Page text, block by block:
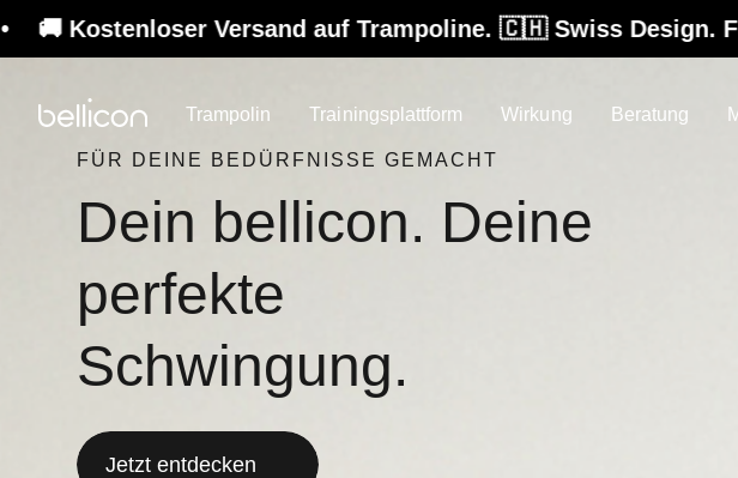
auf Trampoline. 🇨🇭 Swiss Design. Fürs Leben
Trampolin Trainingsplattform Wirkung Beratung
FÜR DEINE BEDÜRFNISSE GEMACHT
Dein bellicon. Deine
perfekte
Schwingung.
Jetzt entdecken